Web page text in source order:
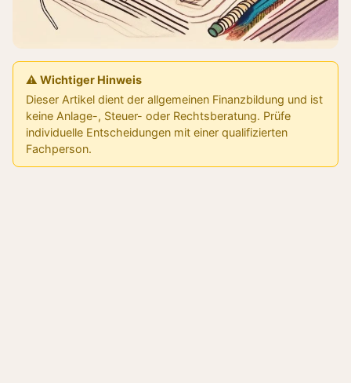
⚠️ Wichtiger Hinweis
Dieser Artikel dient der allgemeinen Finanzbildung und ist
keine Anlage-, Steuer- oder Rechtsberatung. Prüfe
individuelle Entscheidungen mit einer qualifizierten
Fachperson.